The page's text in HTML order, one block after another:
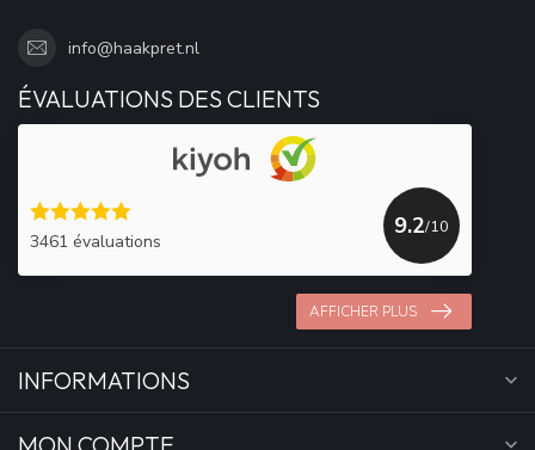
info@haakpret.nl
ÉVALUATIONS DES CLIENTS
3461 évaluations
9.2/10
AFFICHER PLUS
INFORMATIONS